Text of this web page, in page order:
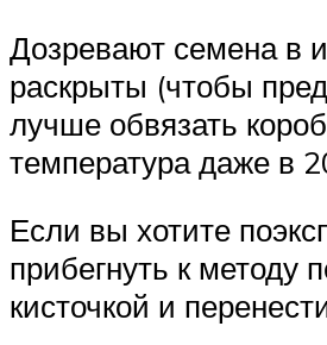
Дозревают семена в
раскрыты (чтобы
лучше обвязать
температура даже в
Если вы хотите
прибегнуть к методу
кисточкой и